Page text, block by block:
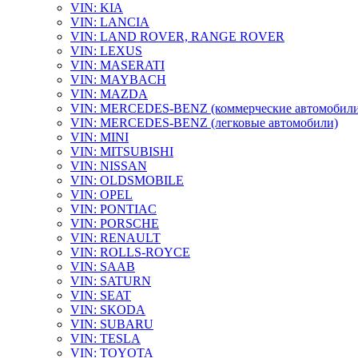
VIN: KIA
VIN: LANCIA
VIN: LAND ROVER, RANGE ROVER
VIN: LEXUS
VIN: MASERATI
VIN: MAYBACH
VIN: MAZDA
VIN: MERCEDES-BENZ (коммерческие
VIN: MERCEDES-BENZ (легковые автомобили)
VIN: MINI
VIN: MITSUBISHI
VIN: NISSAN
VIN: OLDSMOBILE
VIN: OPEL
VIN: PONTIAC
VIN: PORSCHE
VIN: RENAULT
VIN: ROLLS-ROYCE
VIN: SAAB
VIN: SATURN
VIN: SEAT
VIN: SKODA
VIN: SUBARU
VIN: TESLA
VIN: TOYOTA